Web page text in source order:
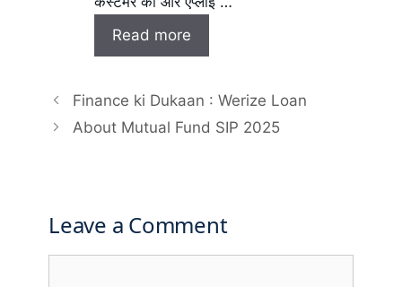
Read more
Finance ki Dukaan : Werize Loan
About Mutual Fund SIP 2025
Leave a Comment